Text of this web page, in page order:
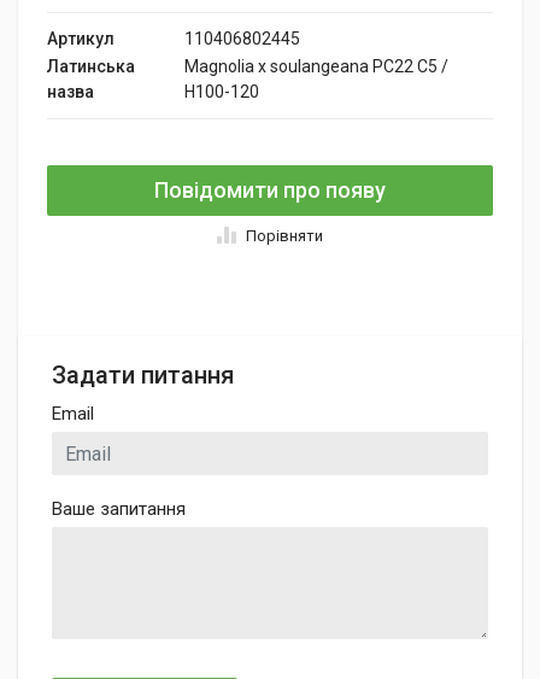
Артикул
110406802445
Латинська
назва
Magnolia x soulangeana PC22 C5 /
H100-120
Повідомити про появу
Порівняти
Задати питання
Email
Ваше запитання